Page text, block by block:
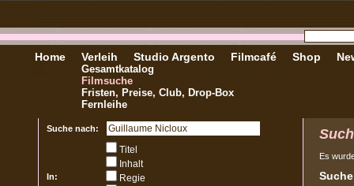
Home Verleih
Gesamtkatalog
Filmsuche
Fristen, Preise, Club, Drop-Box
Fernleihe
Studio Argento Filmcafé Shop
Suche nach:
In:
Titel
Inhalt
Regie
Es